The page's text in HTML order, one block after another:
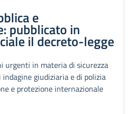
e
pubblicato in
il decreto-legge
urgenti in materia di sicurezza
giudiziaria e di polizia
e protezione internazionale